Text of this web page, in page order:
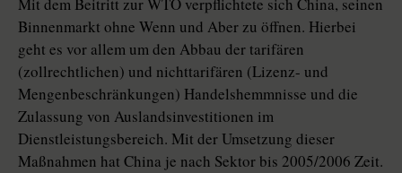
Mit dem Beitritt zur WTO verpflichtete sich China, seinen
Binnenmarkt ohne Wenn und Aber zu öffnen. Hierbei
geht es vor allem um den Abbau der tarifären
(zollrechtlichen) und nichttarifären (Lizenz- und
Mengenbeschränkungen) Handelshemmnisse und die
Zulassung von Auslandsinvestitionen im
Dienstleistungsbereich. Mit der Umsetzung dieser
Maßnahmen hat China je nach Sektor bis 2005/2006 Zeit.